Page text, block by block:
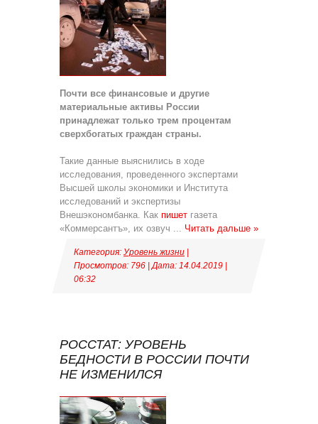
Почти все финансовые и другие
материальные активы России
принадлежат только трем процентам
сверхбогатых граждан страны.
Такие данные выяснились в ходе
исследования, проведенного экспертами
Высшей школы экономики и Института
исследований и экспертизы
Внешэкономбанка. Как пишет газета
«Коммерсантъ», их озвуч
Читать дальше »
Категория: Уровень жизни |
Просмотров: 796 | Дата: 14.04.2019 |
06:32
РОССТАТ: УРОВЕНЬ
БЕДНОСТИ В РОССИИ ПОЧТИ
НЕ ИЗМЕНИЛСЯ